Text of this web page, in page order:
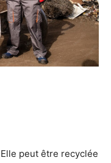
peut être recyclée